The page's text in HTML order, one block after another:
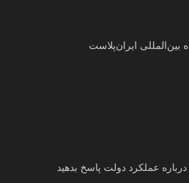
ایران‌پلاست
عملکرد دولت پاسخ بدهید